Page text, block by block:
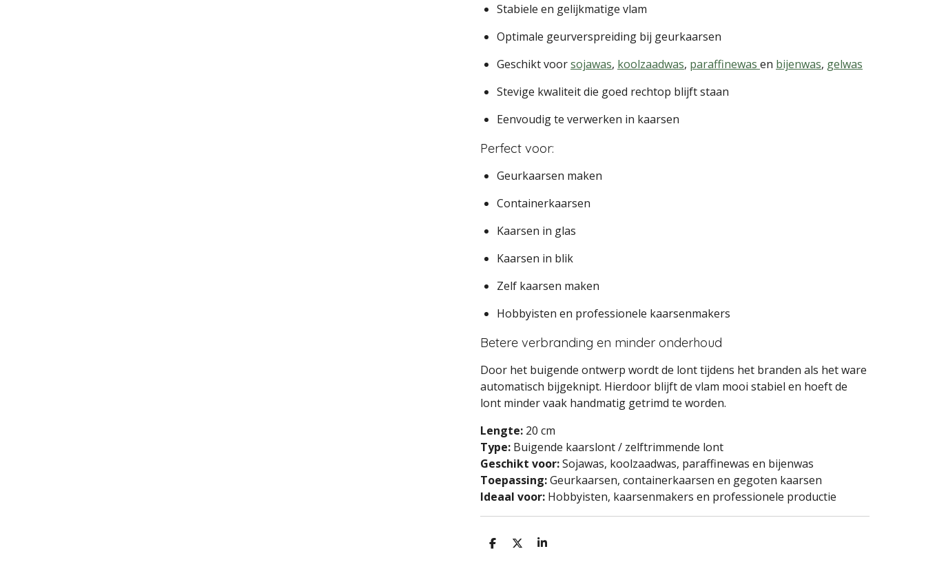
Stabiele en gelijkmatige vlam
Optimale geurverspreiding bij geurkaarsen
Geschikt voorsojawas, koolzaadwas, paraffinewas en bijenwas, gelwas
Stevige kwaliteit die goed rechtop blijft staan
Eenvoudig te verwerken in kaarsen
Perfect voor:
Geurkaarsen maken
Containerkaarsen
Kaarsen in glas
Kaarsen in blik
Zelf kaarsen maken
Hobbyisten en professionele kaarsenmakers
Betere verbranding en minder onderhoud
Door het buigende ontwerp wordt de lont tijdens het branden als het ware
automatisch bijgeknipt. Hierdoor blijft de vlam mooi stabiel en hoeft de
lont minder vaak handmatig getrimd te worden.
Lengte: 20 cm
Type: Buigende kaarslont / zelftrimmende lont
Geschikt voor:Sojawas, koolzaadwas, paraffinewas en bijenwas
Toepassing:Geurkaarsen, containerkaarsen en gegoten kaarsen
Ideaal voor: Hobbyisten, kaarsenmakers en professionele productie
D
D
S